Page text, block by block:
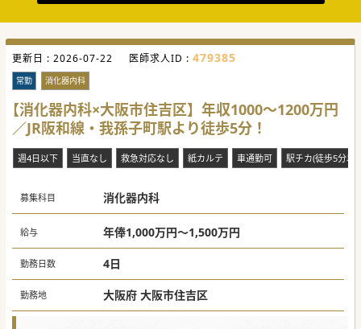
更新日 : 2026-07-22 医師求人ID : 479385
常勤 消化器内科
【消化器内科×大阪市住吉区】年収1000～1200万円
／JR阪和線・我孫子町駅より徒歩5分！
週4日以下 当直なし 救急対応なし 紙カルテ 車通勤可 駅チカ(徒歩5分以
募集科目 消化器内科
給与 年俸1,000万円～1,500万円
勤務日数 4日
勤務地 大阪府 大阪市住吉区